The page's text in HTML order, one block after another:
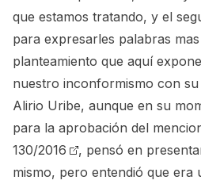
que estamos tratando, y el
para expresarles palabras
planteamiento que aquí
nuestro inconformismo con
Alirio Uribe, aunque en su
para la aprobación del
130/2016
, pensó en
mismo, pero entendió que era